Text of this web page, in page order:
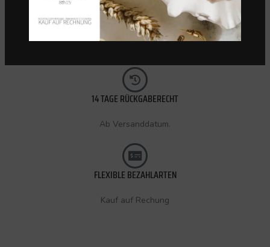
KOSTENLOSER VERSAND (CH)
14 TAGE RÜCKGABERECHT
Ab Versanddatum.
FLEXIBLE BEZAHLARTEN
Kauf auf Rechung